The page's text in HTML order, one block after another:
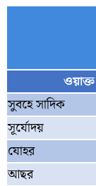
ওয়াক্ত
সুবহে সাদিক
সূর্যোদয়
যোহর
আছর